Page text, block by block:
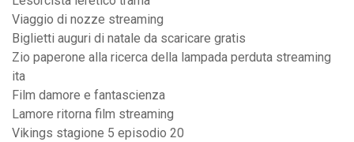
Viaggio di nozze streaming
Biglietti auguri di natale da scaricare gratis
Zio paperone alla ricerca della lampada perduta streaming
ita
Film damore e fantascienza
Lamore ritorna film streaming
Vikings stagione 5 episodio 20